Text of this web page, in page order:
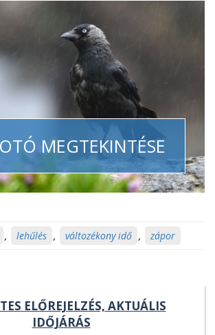
MEGTEKINTÉSE
, lehűlés , változékony idő , zápor
ELŐREJELZÉS, AKTUÁLIS
IDŐJÁRÁS